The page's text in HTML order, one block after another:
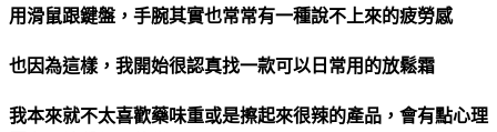
用滑鼠跟鍵盤，手腕其實也常常有一種說不上來的疲勞感
也因為這樣，我開始很認真找一款可以日常用的放鬆霜
我本來就不太喜歡藥味重或是擦起來很辣的產品，會有點心理